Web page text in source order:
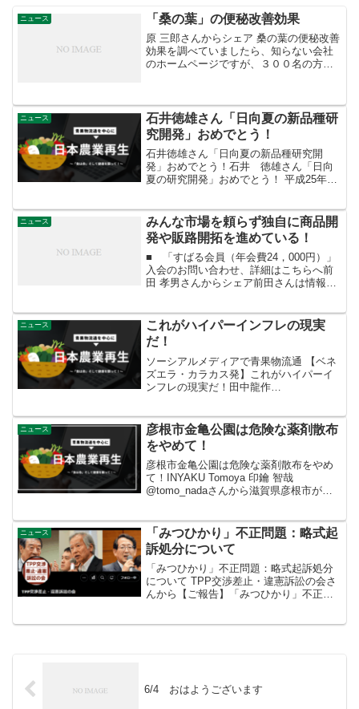
ニュース 「桑の葉」の便秘改善効果
原 三郎さんからシェア 桑の葉の便秘改善
効果を調べていましたら、知らない会社
のホームページですが、３００名の方を
た。 のは理論上もはっきりしているので
すが、やはり、実際...
ニュース
石井徳雄さん「日向夏の新品種研
究開発」おめでとう！
石井徳雄さん「日向夏の新品種研究開
発」おめでとう！石井 徳雄さん「日向
夏の研究開発」おめでとう！ 平成25年度
のメッセージ。 ＝＝日向夏の自然交雑
実生を活かした新品種「...
ニュース
みんな市場を頼らず独自に商品開
発や販路開拓を進めている！
■ 「すばる会員（年会費24，000円）」
入会のお問い合わせ、詳細はこちらへ前
田 孝男さんからシェア前田さんは情報分
るネタありました。いろいろなブースで
話を聞くと、...
ニュース
これがハイパーインフレの現実
だ！
ソーシアルメディアで青果物流通 【ベネ
ズエラ・カラカス発】これがハイパーイ
ンフレの現実だ！田中龍作‏
チーズが買えない 餓死者も』ハイパー
インフレは決して...
ニュース
彦根市金亀公園は危険な薬剤散布
をやめて！
彦根市金亀公園は危険な薬剤散布をやめ
て！INYAKU Tomoya 印鑰 智哉
@tomo_nadaさんから滋賀県彦根市が公
もが発ガンしたとして訴訟が起きている
のに...
ニュース
「みつひかり」不正問題：略式起
訴処分について
「みつひかり」不正問題：略式起訴処分
について TPP交渉差止・違憲訴訟の会さ
んから【ご報告】「みつひかり」不正問
6/4 おはようございます